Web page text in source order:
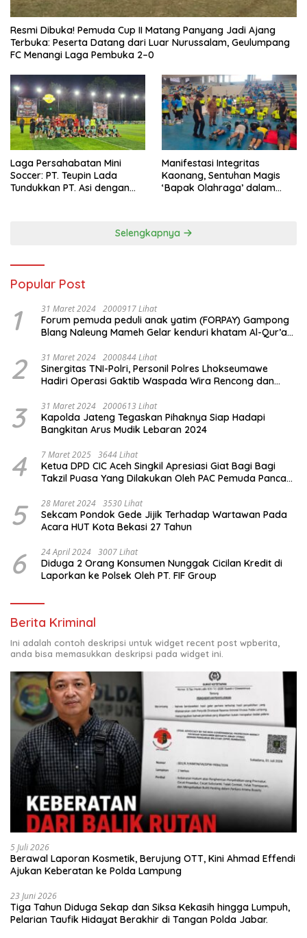
Resmi Dibuka! Pemuda Cup II Matang Panyang Jadi Ajang
Terbuka: Peserta Datang dari Luar Nurussalam, Geulumpang
FC Menangi Laga Pembuka 2–0
Laga Persahabatan Mini
Soccer: PT. Teupin Lada
Tundukkan PT. Asi dengan
Manifestasi Integritas
Kaonang, Sentuhan Magis
‘Bapak Olahraga’ dalam
Selengkapnya
Popular Post
1 31 Maret 2024 2000917 Lihat
Forum pemuda peduli anak yatim (FORPAY) Gampong
Blang Naleung Mameh Gelar kenduri khatam Al-Qur’an
2 31 Maret 2024 2000844 Lihat
Sinergitas TNI-Polri, Personil Polres Lhokseumawe
Hadiri Operasi Gaktib Waspada Wira Rencong dan
3 31 Maret 2024 2000613 Lihat
Kapolda Jateng Tegaskan Pihaknya Siap Hadapi
Bangkitan Arus Mudik Lebaran 2024
4 7 Maret 2025 3644 Lihat
Ketua DPD CIC Aceh Singkil Apresiasi Giat Bagi Bagi
Takzil Puasa Yang Dilakukan Oleh PAC Pemuda Panca
Meriah Kabupaten Aceh Singkil
5 28 Maret 2024 3530 Lihat
Sekcam Pondok Gede Jijik Terhadap Wartawan Pada
Acara HUT Kota Bekasi 27 Tahun
6 24 April 2024 3007 Lihat
Diduga 2 Orang Konsumen Nunggak Cicilan Kredit di
Laporkan ke Polsek Oleh PT. FIF Group
Berita Kriminal
Ini adalah contoh deskripsi untuk widget recent post wpberita,
anda bisa memasukkan deskripsi pada widget ini.
5 Juli 2026
Berawal Laporan Kosmetik, Berujung OTT, Kini Ahmad Effendi
Ajukan Keberatan ke Polda Lampung
23 Juni 2026
Tiga Tahun Diduga Sekap dan Siksa Kekasih hingga Lumpuh,
Pelarian Taufik Hidayat Berakhir di Tangan Polda Jabar.